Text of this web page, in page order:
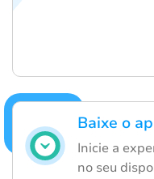
Baixe o
Inicie a
no seu